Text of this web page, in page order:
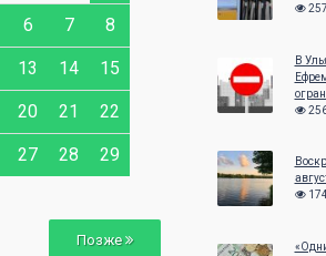
6 7 8
13 14 15
20 21 22
27 28 29
8 9
15 16 17
22 23 24
29 30 31
Позже
В